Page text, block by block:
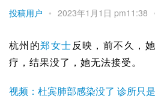
投稿用户 • 2023年1月1日 pm11:38
杭州的郑女士反映，前不久，
疗，结果没了，她无法接受。
视频：杜宾肺部感染没了 诊所只是